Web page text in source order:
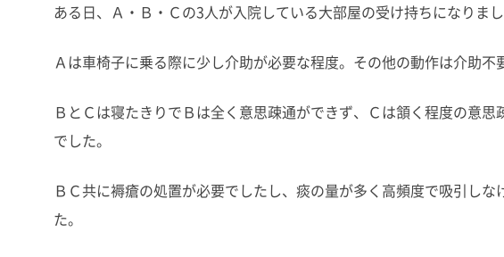
ある日、Ａ・Ｂ・Ｃの3人が入院している大部屋の受け持ちになりまし
Ａは車椅子に乗る際に少し介助が必要な程度。その他の動作は介助不
ＢとＣは寝たきりでＢは全く意思疎通ができず、Ｃは頷く程度の意
でした。
ＢＣ共に褥瘡の処置が必要でしたし、痰の量が多く高頻度で吸引し
た。